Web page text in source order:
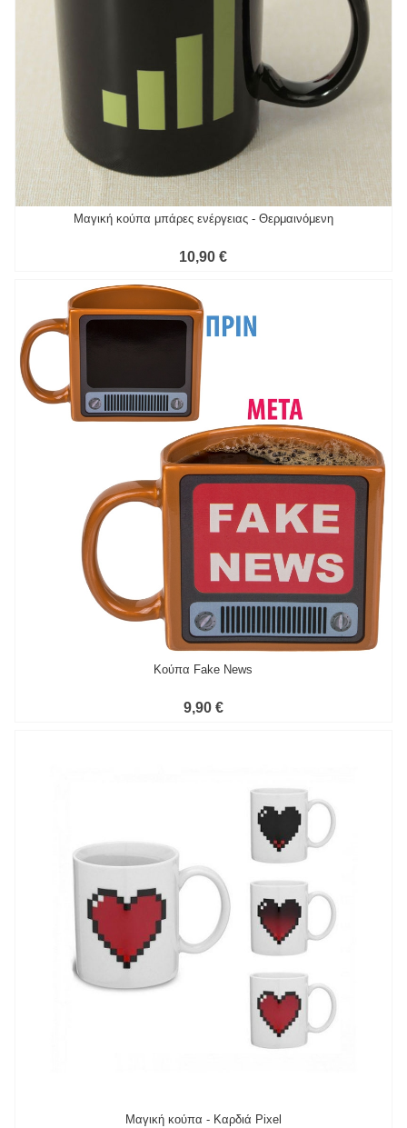
Μαγική κούπα μπάρες ενέργειας - Θερμαινόμενη
10,90 €
Κούπα Fake News
9,90 €
Μαγική κούπα - Καρδιά Pixel